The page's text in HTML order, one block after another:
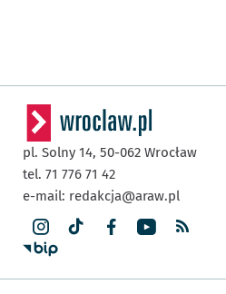
pl. Solny 14, 50-062 Wrocław
tel. 71 776 71 42
e-mail: redakcja@araw.pl